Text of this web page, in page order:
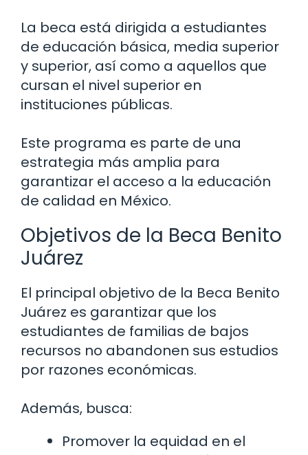
La beca está dirigida a estudiantes
de educación básica, media superior
y superior, así como a aquellos que
cursan el nivel superior en
instituciones públicas.
Este programa es parte de una
estrategia más amplia para
garantizar el acceso a la educación
de calidad en México.
Objetivos de la Beca Benito
Juárez
El principal objetivo de la Beca Benito
Juárez es garantizar que los
estudiantes de familias de bajos
recursos no abandonen sus estudios
por razones económicas.
Además, busca:
Promover la equidad en el